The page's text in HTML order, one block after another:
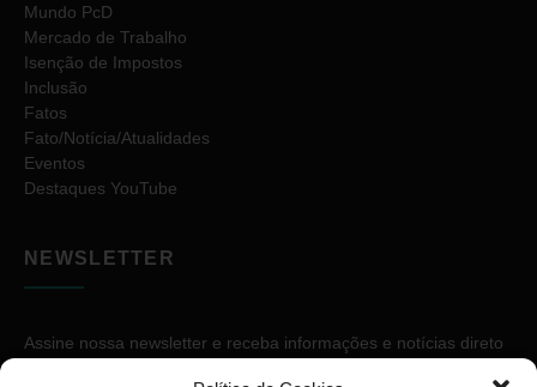
Mundo PcD
Mercado de Trabalho
Isenção de Impostos
Inclusão
Fatos
Fato/Notícia/Atualidades
Eventos
Destaques YouTube
NEWSLETTER
Assine nossa newsletter e receba informações e notícias direto